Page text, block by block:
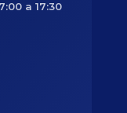
a 17:30